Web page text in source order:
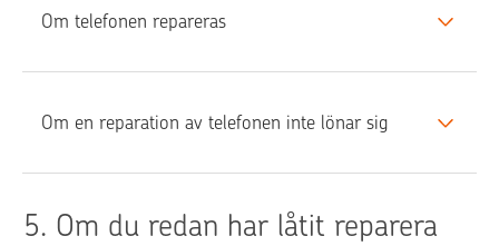
Om telefonen repareras
Om en reparation av telefonen inte lönar sig
5. Om du redan har låtit reparera